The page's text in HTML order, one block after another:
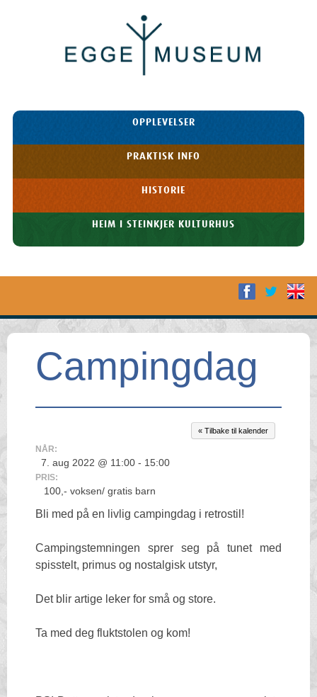
Museum
HOPP TIL
OPPLEVELSER
PRAKTISK INFO
HISTORIE
HEIM I STEINKJER KULTURHUS
Campingdag
« Tilbake til kalender
NÅR:
7. aug 2022 @ 11:00 - 15:00
PRIS:
100,- voksen/ gratis barn
Bli med på en livlig campingdag i retrostil!
Campingstemningen sprer seg på tunet med
spisstelt, primus og nostalgisk utstyr,
Det blir artige leker for små og store.
Ta med deg fluktstolen og kom!